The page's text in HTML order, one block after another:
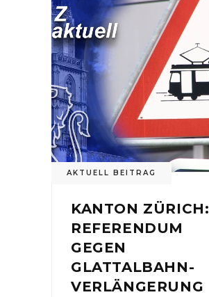
AKTUELL BEITRAG
KANTON ZÜRICH:
REFERENDUM
GEGEN
GLATTALBAHN-
VERLÄNGERUNG